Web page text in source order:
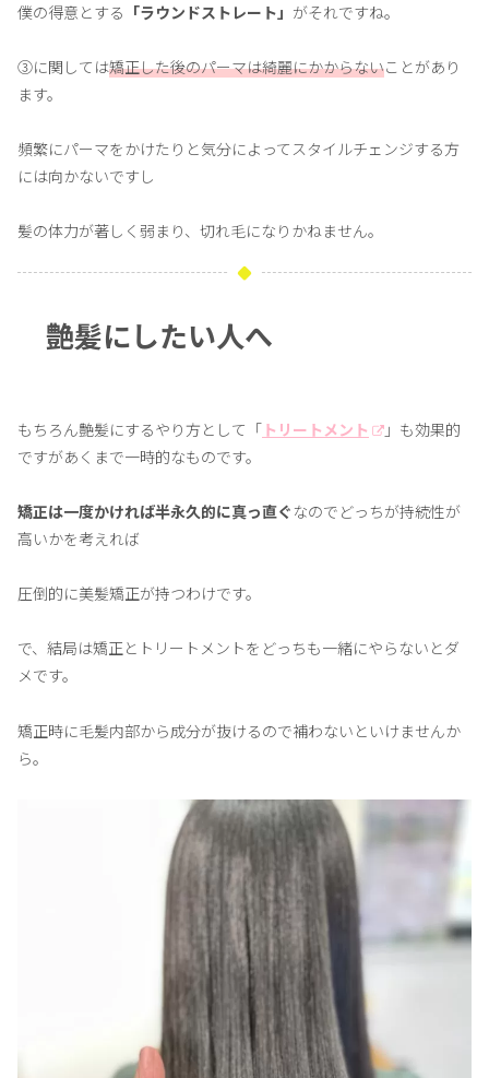
僕の得意とする 「ラウンドストレート」 がそれですね。
③に関しては矯正した後のパーマは綺麗にかからないことがあり
ます。
頻繁にパーマをかけたりと気分によってスタイルチェンジする方
には向かないですし
髪の体力が著しく弱まり、切れ毛になりかねません。
艶髪にしたい人へ
もちろん艶髪にするやり方として「 トリートメント
」も効果的
ですがあくまで一時的なものです。
矯正は一度かければ半永久的に真っ直ぐなのでどっちが持続性が
高いかを考えれば
圧倒的に美髪矯正が持つわけです。
で、結局は矯正とトリートメントをどっちも一緒にやらないとダ
メです。
矯正時に毛髪内部から成分が抜けるので補わないといけませんか
ら。